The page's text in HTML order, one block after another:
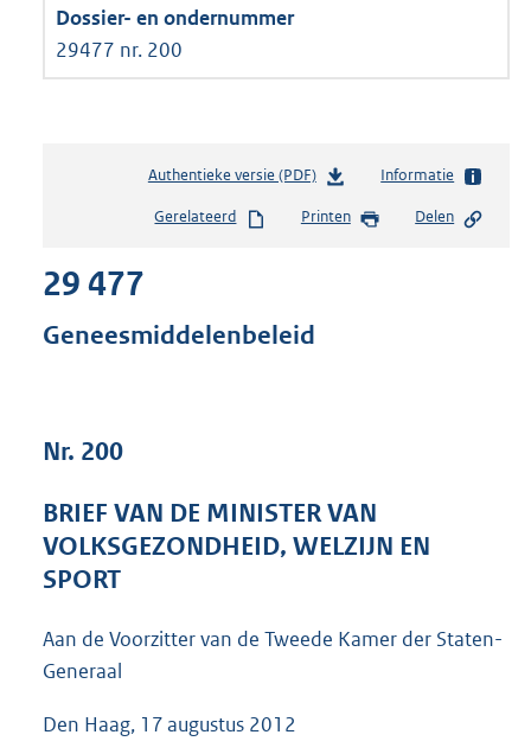
29477 nr. 200
Authentieke versie (PDF)b
s
e
:
b
Informatie
Gerelateerd Printen Delen
29 477
Geneesmiddelenbeleid
Nr. 200
BRIEF VAN DE MINISTER VAN
VOLKSGEZONDHEID, WELZIJN EN
SPORT
Aan de Voorzitter van de Tweede Kamer der Staten-
Generaal
Den Haag, 17 augustus 2012